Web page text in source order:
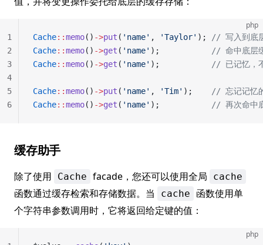
php
Cache::memo() ->put ( 'name' , 'Taylor' );
// 写入到底
Cache::memo() ->get ( 'name' );
// 命中底层
Cache::memo() ->get ( 'name' ); // 已记忆，
Cache::memo() ->put ( 'name' , 'Tim' );
// 忘记记忆
Cache::memo() ->get ( 'name' ); // 再次命中
1
2
3
4
5
6
缓存助手
除了使用 Cache facade，您还可以使用全局 cache
函数通过缓存检索和存储数据。当 cache
函数使用单
个字符串参数调用时，它将返回给定键的值：
php